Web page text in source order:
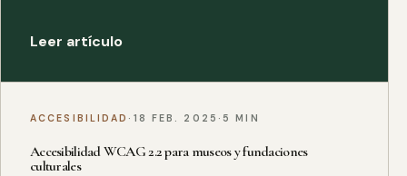
Leer artículo
ACCESIBILIDAD · 18 FEB. 2025 · 5 MIN
Accesibilidad WCAG 2.2 para museos y fundaciones
culturales